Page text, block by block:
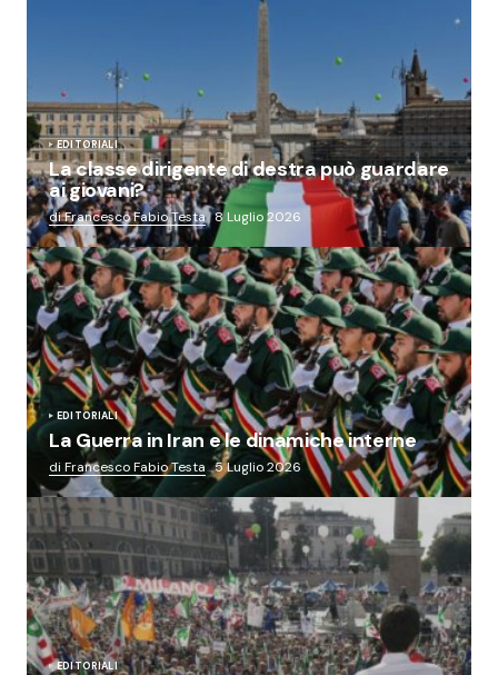
EDITORIALI
La classe dirigente di destra può guardare
ai giovani?
di Francesco Fabio Testa 8 Luglio 2026
EDITORIALI
La Guerra in Iran e le dinamiche interne
di Francesco Fabio Testa 5 Luglio 2026
EDITORIALI